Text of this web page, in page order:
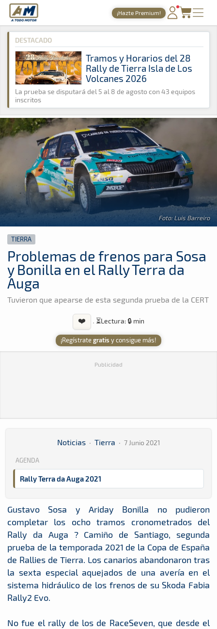
A Todo Motor · Revista del motor desde 1999
¡Hazte Premium!
PORTADA
TIEMPOS ONLINE
NOTICIAS
AGENDA
GALERÍAS
ARCHIVO
A Todo Motor » Noticias » Tierra
DESTACADO
Tramos y Horarios del 28
Rally de Tierra Isla de Los
Volcanes 2026
La prueba se disputará del 5 al 8 de agosto con 43 equipos
inscritos
Foto: Luis Barreiro
TIERRA
Problemas de frenos para Sosa
y Bonilla en el Rally Terra da
Auga
Tuvieron que apearse de esta segunda prueba de la CERT
❤️ · ⏳Lectura: 🔒 min
¡Regístrategratis y consigue más!
Publicidad
Noticias · Tierra · 7 Junio 2021
AGENDA
Rally Terra da Auga 2021
Gustavo Sosa y Ariday Bonilla no pudieron
completar los ocho tramos cronometrados del
Rally da Auga ? Camiño de Santiago, segunda
prueba de la temporada 2021 de la Copa de España
de Rallies de Tierra. Los canarios abandonaron tras
la sexta especial aquejados de una avería en el
sistema hidráulico de los frenos de su Skoda Fabia
Rally2 Evo.
No fue el rally de los de RaceSeven, que desde el